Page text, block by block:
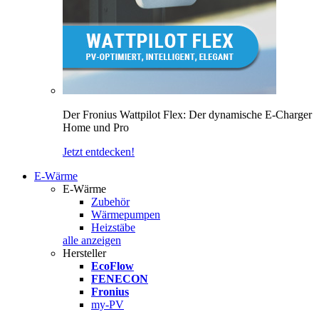
Der Fronius Wattpilot Flex: Der dynamische E-Charger
Home und Pro
Jetzt entdecken!
E-Wärme
E-Wärme
Zubehör
Wärmepumpen
Heizstäbe
alle anzeigen
Hersteller
EcoFlow
FENECON
Fronius
my-PV